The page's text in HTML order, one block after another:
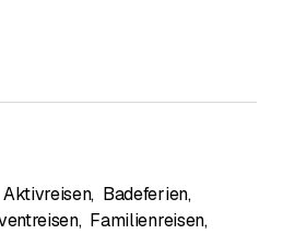
Aktivreisen, Badeferien,
, Familienreisen,